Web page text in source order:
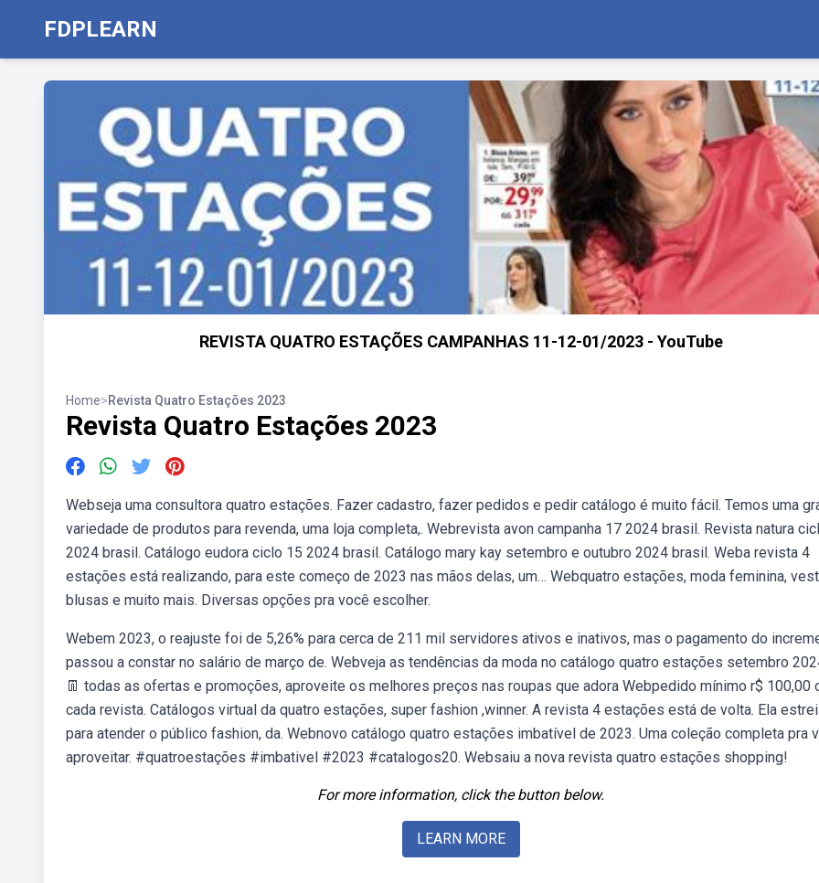
FDPLEARN
REVISTA QUATRO ESTAÇÕES CAMPANHAS 11-12-01/2023 - YouTube
Home>Revista Quatro Estações 2023
Revista Quatro Estações 2023
Webseja uma consultora quatro estações. Fazer cadastro, fazer pedidos e pedir catálogo é muito fácil. Temos uma
variedade de produtos para revenda, uma loja completa,. Webrevista avon campanha 17 2024 brasil. Revista natura
2024 brasil. Catálogo eudora ciclo 15 2024 brasil. Catálogo mary kay setembro e outubro 2024 brasil. Weba revista 4
estações está realizando, para este começo de 2023 nas mãos delas, um… Webquatro estações, moda feminina,
blusas e muito mais. Diversas opções pra você escolher.
Webem 2023, o reajuste foi de 5,26% para cerca de 211 mil servidores ativos e inativos, mas o pagamento do
passou a constar no salário de março de. Webveja as tendências da moda no catálogo quatro estações setembro
👖 todas as ofertas e promoções, aproveite os melhores preços nas roupas que adora Webpedido mínimo r$ 100,00
cada revista. Catálogos virtual da quatro estações, super fashion ,winner. A revista 4 estações está de volta. Ela
para atender o público fashion, da. Webnovo catálogo quatro estações imbatível de 2023. Uma coleção completa pra
aproveitar. #quatroestações #imbativel #2023 #catalogos20. Websaiu a nova revista quatro estações shopping!
For more information, click the button below.
LEARN MORE